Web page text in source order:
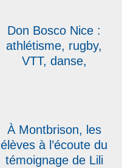
Sacré-Cœur Don
Bosco de Sainte-
Sigolène
Don Bosco Nice :
athlétisme, rugby,
VTT, danse,
À Montbrison, les
élèves à l’écoute du
témoignage de Lili